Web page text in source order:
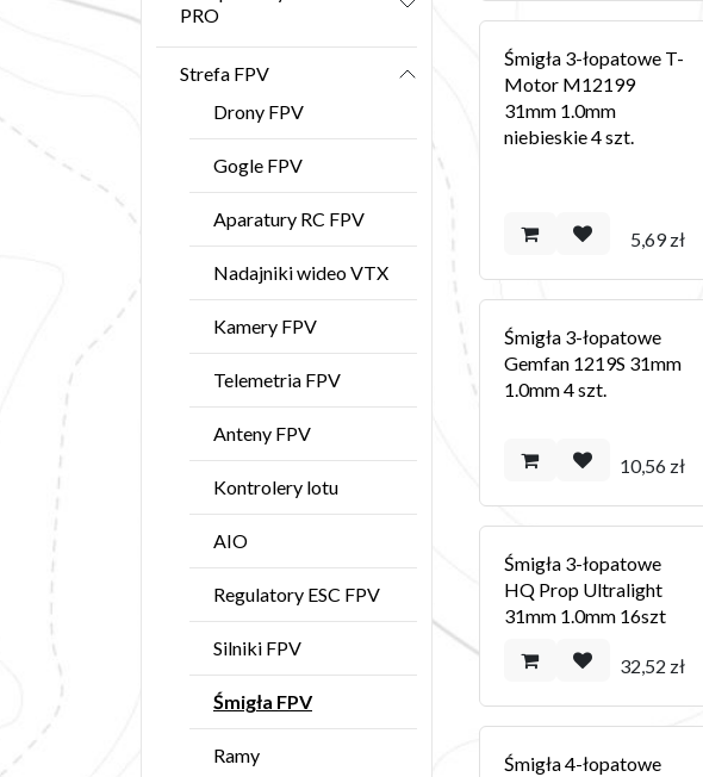
PRO
Strefa FPV
Drony FPV
Gogle FPV
Aparatury RC FPV
Nadajniki wideo VTX
Kamery FPV
Telemetria FPV
Anteny FPV
Kontrolery lotu
AIO
Regulatory ESC FPV
Silniki FPV
Śmigła FPV
Ramy
Śmigła 3-łopatowe T-
Motor M12199
31mm 1.0mm
niebieskie 4 szt.
5,69zł
Śmigła 3-łopatowe
Gemfan 1219S 31mm
1.0mm 4 szt.
10,56 zł
Śmigła 3-łopatowe
HQ Prop Ultralight
31mm 1.0mm 16szt
32,52 zł
Śmigła 4-łopatowe